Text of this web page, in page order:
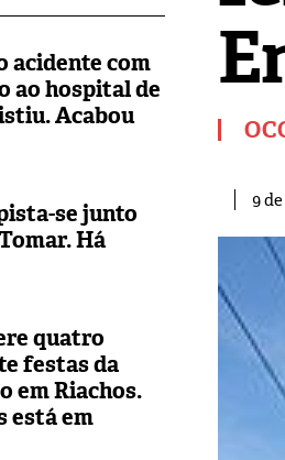
acidente com
ao hospital de
Acabou
se junto
Há
quatro
festas da
em Riachos.
está em
9